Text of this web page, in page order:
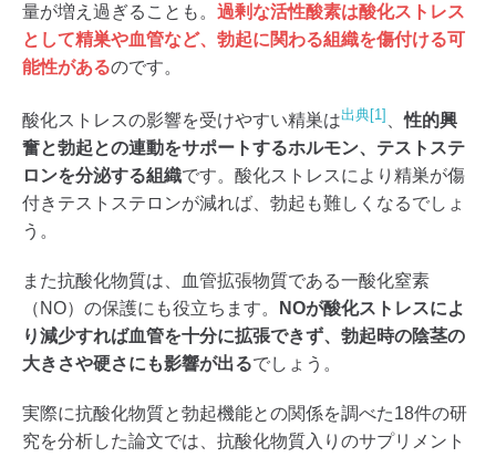
量が増え過ぎることも。 過剰な活性酸素は酸化ストレス
として精巣や血管など、勃起に関わる組織を傷付ける可
能性があるのです。
酸化ストレスの影響を受けやすい精巣は出典[1] 、性的興
奮と勃起との連動をサポートするホルモン、テストステ
ロンを分泌する組織です。酸化ストレスにより精巣が傷
付きテストステロンが減れば、勃起も難しくなるでしょ
う。
また抗酸化物質は、血管拡張物質である一酸化窒素
（NO）の保護にも役立ちます。
NOが酸化ストレスによ
り減少すれば血管を十分に拡張できず、勃起時の陰茎の
大きさや硬さにも影響が出るでしょう。
実際に抗酸化物質と勃起機能との関係を調べた18件の研
究を分析した論文では、抗酸化物質入りのサプリメント